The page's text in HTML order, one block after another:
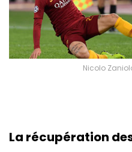
Nicolo
La récupération